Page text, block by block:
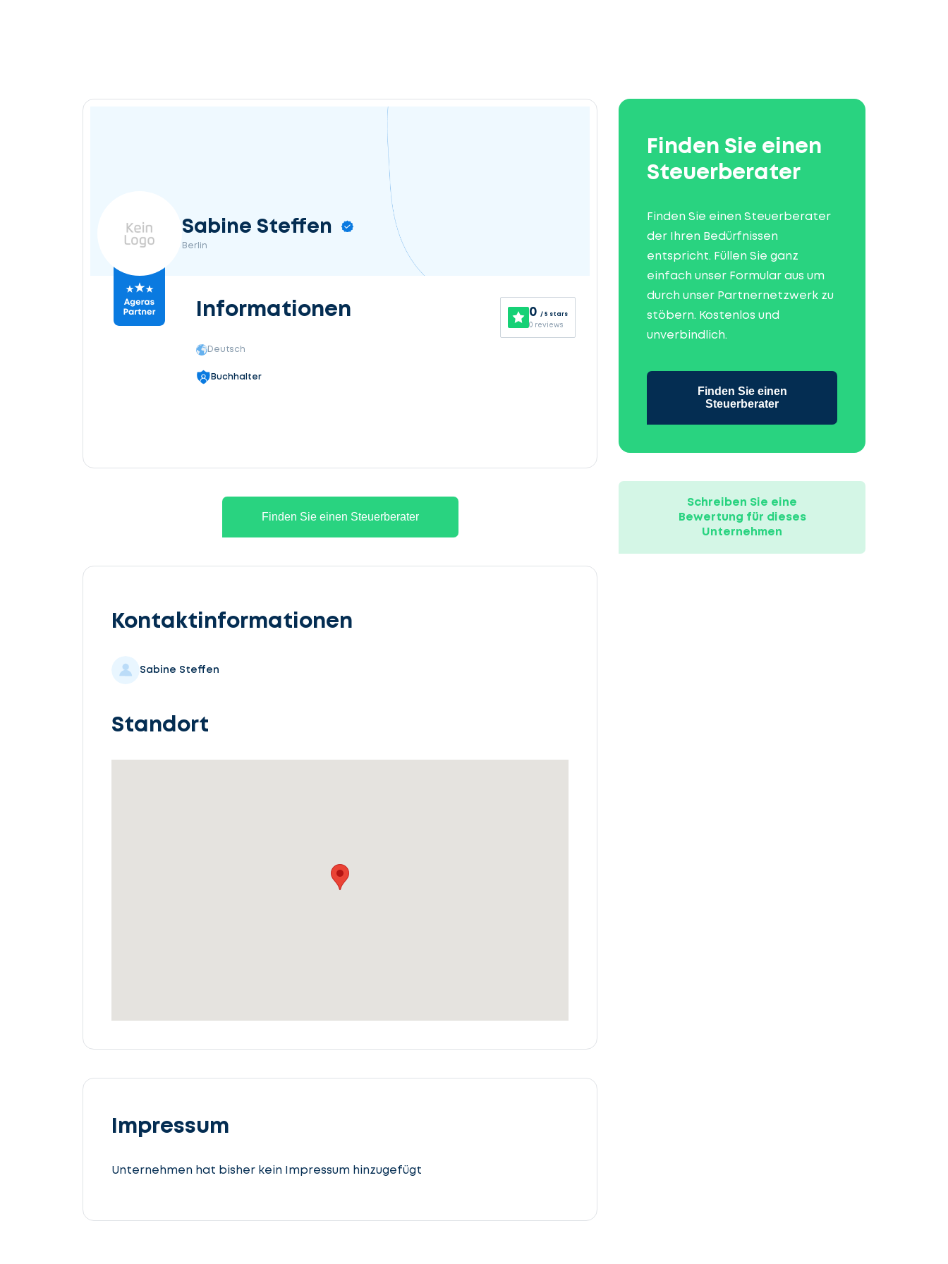
Sabine Steffen
Berlin
0 / 5 stars
0 reviews
Informationen
Deutsch
Buchhalter
Finden Sie einen Steuerberater
Kontaktinformationen
Sabine Steffen
Standort
Impressum
Unternehmen hat bisher kein Impressum hinzugefügt
Finden Sie einen
Steuerberater
Finden Sie einen Steuerberater
der Ihren Bedürfnissen
entspricht. Füllen Sie ganz
einfach unser Formular aus um
durch unser Partnernetzwerk zu
stöbern. Kostenlos und
unverbindlich.
Finden Sie einen
Steuerberater
Schreiben Sie eine
Bewertung für dieses
Unternehmen
beginnen
beginnen